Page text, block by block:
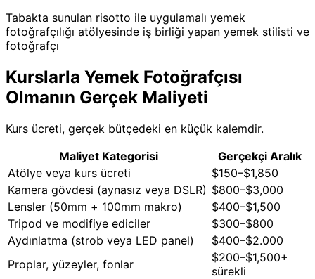
Tabakta sunulan risotto ile uygulamalı yemek
fotoğrafçılığı atölyesinde iş birliği yapan yemek stilisti ve
fotoğrafçı
Kurslarla Yemek Fotoğrafçısı
Olmanın Gerçek Maliyeti
Kurs ücreti, gerçek bütçedeki en küçük kalemdir.
Maliyet Kategorisi
Gerçekçi Aralık
Atölye veya kurs ücreti
$150–$1,850
Kamera gövdesi (aynasız veya DSLR) $800–$3,000
Lensler (50mm + 100mm makro)
$400–$1,500
Tripod ve modifiye ediciler
$300–$800
Aydınlatma (strob veya LED panel)
$400–$2.000
Proplar, yüzeyler, fonlar
$200–$1,500+
sürekli